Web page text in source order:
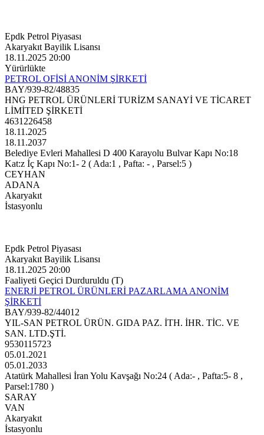
Epdk Petrol Piyasası
Akaryakıt Bayilik Lisansı
18.11.2025 20:00
Yürürlükte
PETROL OFİSİ ANONİM ŞİRKETİ
BAY/939-82/48835
HNG PETROL ÜRÜNLERİ TURİZM SANAYİ VE TİCARET
LİMİTED ŞİRKETİ
4631226458
18.11.2025
18.11.2037
Belediye Evleri Mahallesi D 400 Karayolu Bulvar Kapı No:18
Kat:z İç Kapı No:1- 2 ( Ada:1 , Pafta: - , Parsel:5 )
CEYHAN
ADANA
Akaryakıt
İstasyonlu
Epdk Petrol Piyasası
Akaryakıt Bayilik Lisansı
18.11.2025 20:00
Faaliyeti Geçici Durduruldu (T)
ENERJİ PETROL ÜRÜNLERİ PAZARLAMA ANONİM
ŞİRKETİ
BAY/939-82/44012
YIL-SAN PETROL ÜRÜN. GIDA PAZ. İTH. İHR. TİC. VE
SAN. LTD.ŞTİ.
9530115723
05.01.2021
05.01.2033
Atatürk Mahallesi İran Yolu Kavşağı No:24 ( Ada:- , Pafta:5- 8 ,
Parsel:1780 )
SARAY
VAN
Akaryakıt
İstasyonlu